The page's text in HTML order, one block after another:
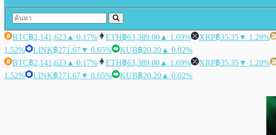
BTC฿2,141,623 ▲ 0.17% ETH฿63,389.00 ▲ 1.69% XRP฿35.35▼ 1.28%
1.52%
LINK฿271.67▼ 0.65% KUB฿20.20 ▲ 0.02%
BTC฿2,141,623 ▲ 0.17% ETH฿63,389.00 ▲ 1.69% XRP฿35.35▼ 1.28%
1.52%
LINK฿271.67▼ 0.65% KUB฿20.20 ▲ 0.02%